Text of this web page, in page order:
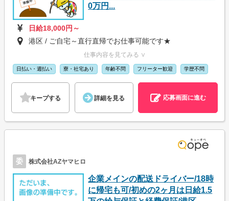
0万円...
日給18,000円～
港区 / ご自宅～直行直帰でお仕事可能です★
仕事内容を見てみる ∨
日払い・週払い 寮・社宅あり 年齢不問 フリーター歓迎 学歴不問
キープする 詳細を見る 応募画面に進む
委 株式会社AZヤマヒロ
企業メインの配送ドライバー/18時
に帰宅も可/初めの2ヶ月は日給1.5